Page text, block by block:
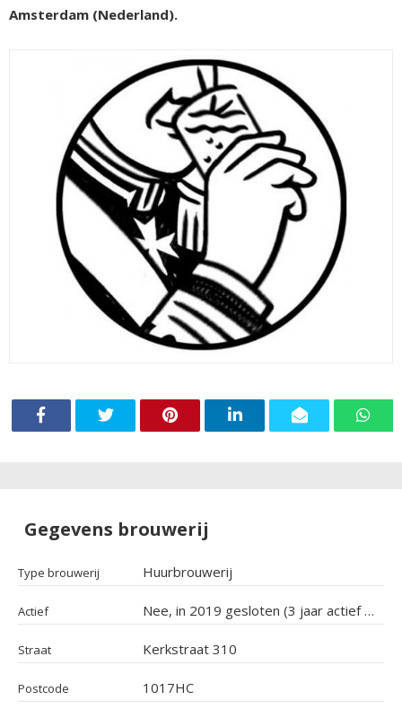
Amsterdam (Nederland).
Gegevens brouwerij
Type brouwerij Huurbrouwerij
Actief Nee, in 2019 gesloten (3 jaar actief geweest)
Straat Kerkstraat 310
Postcode 1017HC